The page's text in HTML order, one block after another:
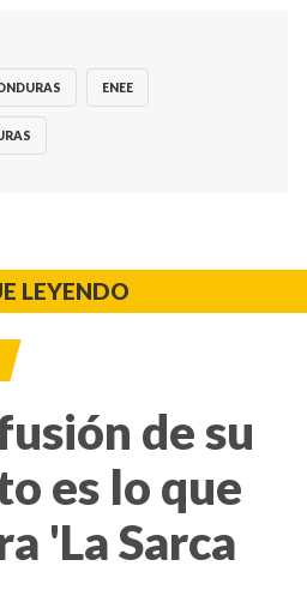
ENEE
LEYENDO
de su
es lo que
'La Sarca